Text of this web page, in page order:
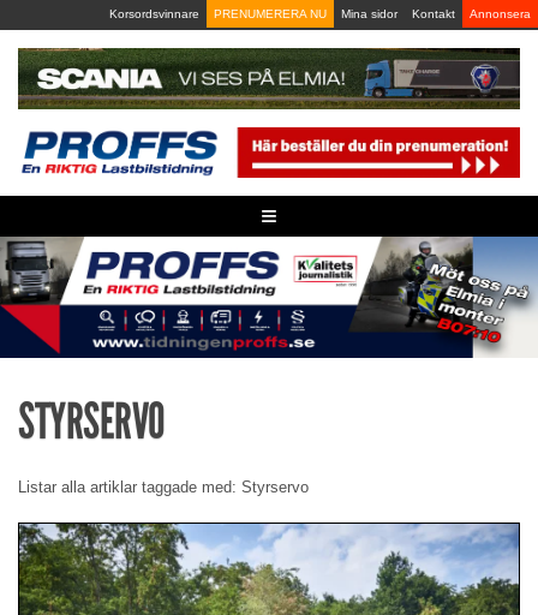
to
content
Korsordsvinnare PRENUMERERA NU Mina sidor Kontakt Annonsera
≡
STYRSERVO
Listar alla artiklar taggade med: Styrservo